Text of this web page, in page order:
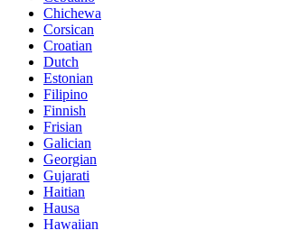
Chichewa
Corsican
Croatian
Dutch
Estonian
Filipino
Finnish
Frisian
Galician
Georgian
Gujarati
Haitian
Hausa
Hawaiian